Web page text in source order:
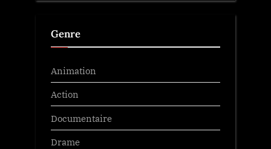
Genre
Animation
Action
Documentaire
Drame